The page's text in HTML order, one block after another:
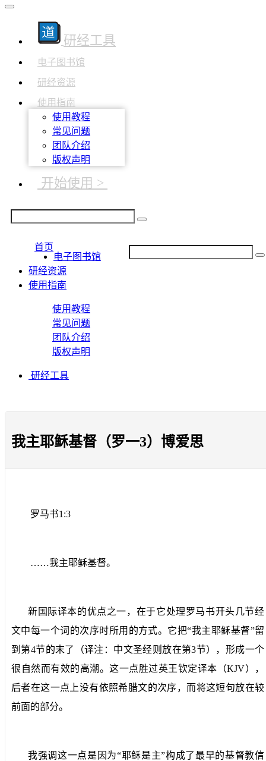
研经工具
电子图书馆
研经资源
使用指南
使用教程
常见问题
团队介绍
版权声明
开始使用 >
首页
电子图书馆
研经资源
使用指南
使用教程
常见问题
团队介绍
版权声明
研经工具
我主耶稣基督（罗一3）博爱思
罗马书1:3
……我主耶稣基督。
新国际译本的优点之一，在于它处理罗马书开头几节经
文中每一个词的次序时所用的方式。它把“我主耶稣基督”留
到第4节的末了（译注：中文圣经则放在第3节），形成一个
很自然而有效的高潮。这一点胜过英王钦定译本（KJV），
后者在这一点上没有依照希腊文的次序，而将这短句放在较
前面的部分。
我强调这一点是因为“耶稣是主”构成了最早的基督教信